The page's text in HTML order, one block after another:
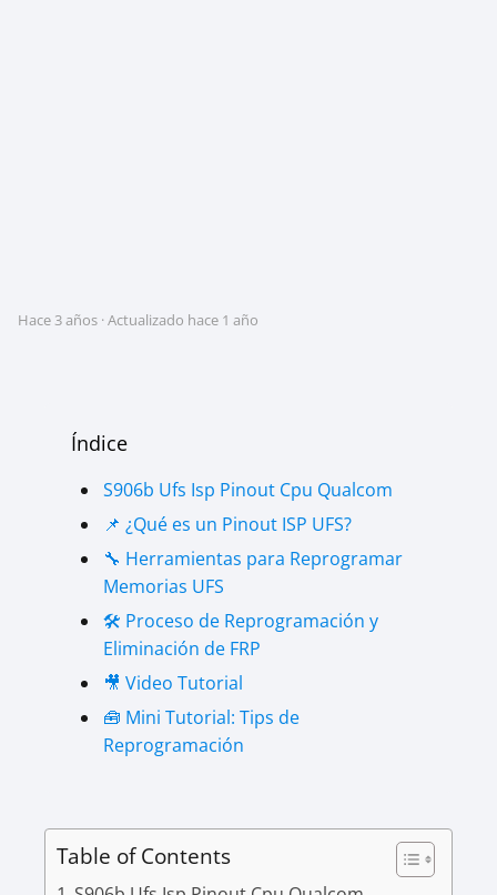
hace 3 años · Actualizado hace 1 año
Índice
S906b Ufs Isp Pinout Cpu Qualcom
📌 ¿Qué es un Pinout ISP UFS?
🔧 Herramientas para Reprogramar
Memorias UFS
🛠️ Proceso de Reprogramación y
Eliminación de FRP
🎥 Video Tutorial
🧰 Mini Tutorial: Tips de
Reprogramación
Table of Contents